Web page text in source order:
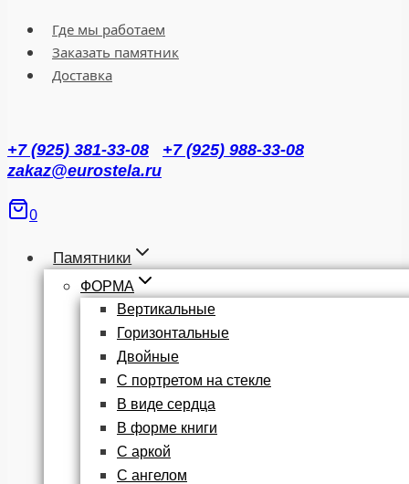
Где мы работаем
Заказать памятник
Доставка
+7 (925) 381-33-08
+7 (925) 988-33-08
zakaz@eurostela.ru
0
Памятники
ФОРМА
Вертикальные
Горизонтальные
Двойные
С портретом на стекле
В виде сердца
В форме книги
С аркой
С ангелом